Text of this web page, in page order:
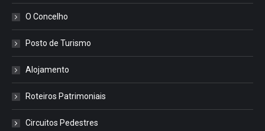
O Concelho
Posto de Turismo
Alojamento
Roteiros Patrimoniais
Circuitos Pedestres